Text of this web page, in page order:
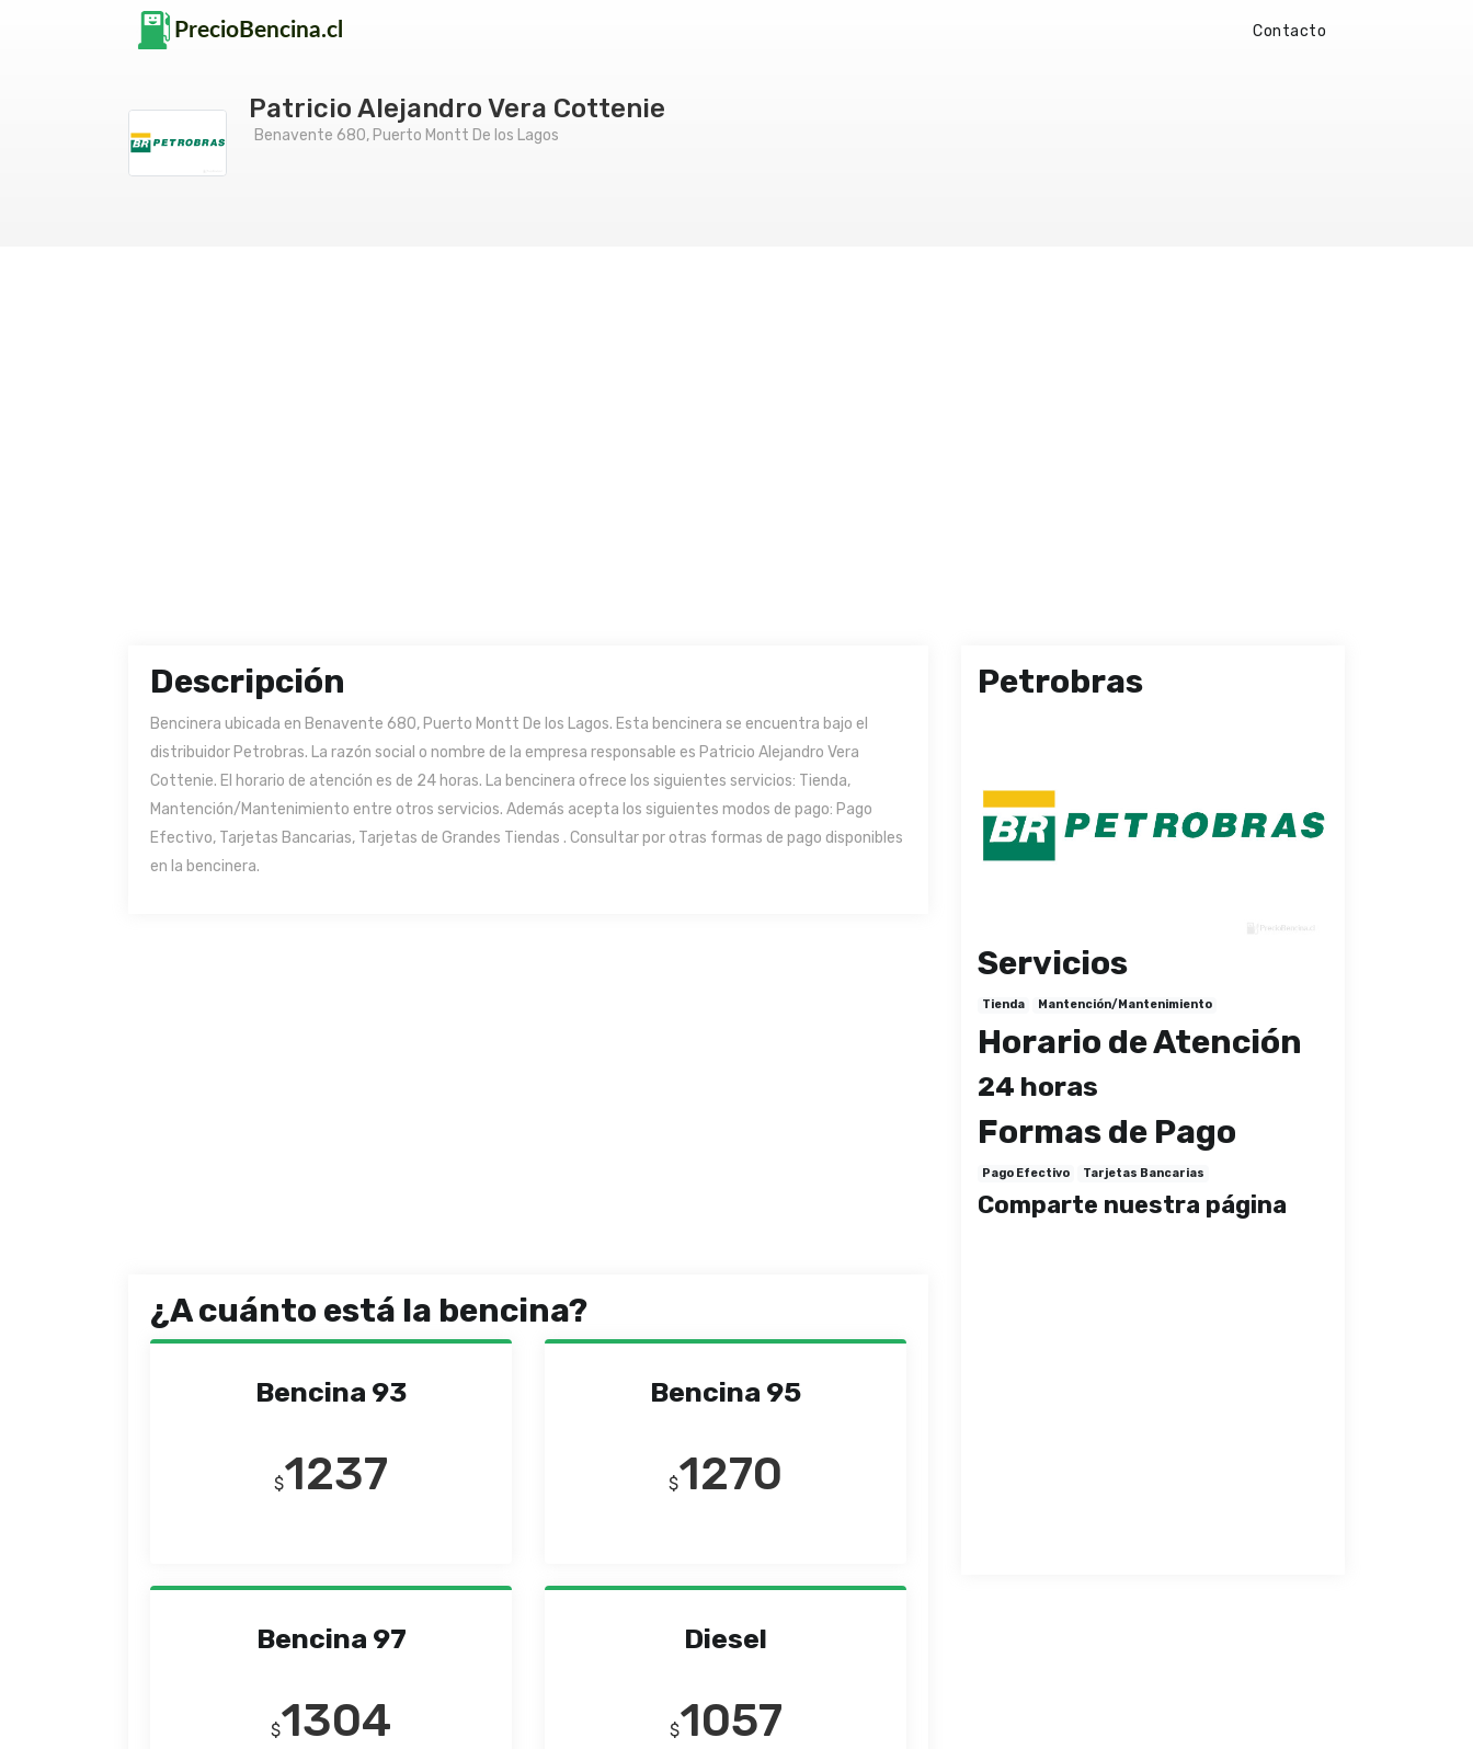
Contacto
Patricio Alejandro Vera Cottenie
Benavente 680, Puerto Montt De los Lagos
Descripción
Bencinera ubicada en Benavente 680, Puerto Montt De los Lagos. Esta bencinera se encuentra bajo el
distribuidor Petrobras. La razón social o nombre de la empresa responsable es Patricio Alejandro Vera
Cottenie. El horario de atención es de 24 horas. La bencinera ofrece los siguientes servicios: Tienda,
Mantención/Mantenimiento entre otros servicios. Además acepta los siguientes modos de pago: Pago
Efectivo, Tarjetas Bancarias, Tarjetas de Grandes Tiendas . Consultar por otras formas de pago disponibles
en la bencinera.
¿A cuánto está la bencina?
Bencina 93
$1237
Bencina 95
$1270
Bencina 97
$1304
Diesel
$1057
Petrobras
Servicios
Tienda Mantención/Mantenimiento
Horario de Atención
24 horas
Formas de Pago
Pago Efectivo Tarjetas Bancarias
Comparte nuestra página